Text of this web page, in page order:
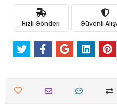
Hızlı Gönderi Güvenli